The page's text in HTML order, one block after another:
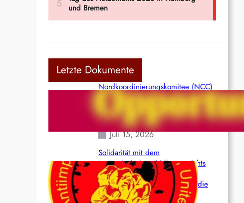
Letzte Dokumente
Nordkoordinierungskomitee (NCC)
der Kommunistischen Partei Indiens
(Maoistisch): Postmoderner
Opportunismus
Juli 15, 2026
Solidarität mit dem
venezolanischem Volk angesichts
der verlorenen Leben und der
katastrophalen Situation durch die
Erdbeben des 24. Juni!